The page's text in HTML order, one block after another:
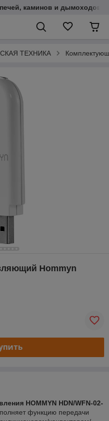
каминов и дымоходов
ТЕХНИКА
Hommyn
HOMMYN HDN/WFN-02-
функцию передачи